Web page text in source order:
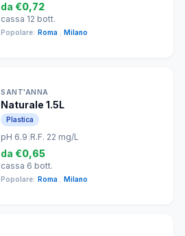
da €0,72
cassa 12 bott.
Popolare: Roma Milano
SANT'ANNA
Naturale 1.5L
Plastica
pH 6.9 R.F. 22 mg/L
da €0,65
cassa 6 bott.
Popolare: Roma Milano